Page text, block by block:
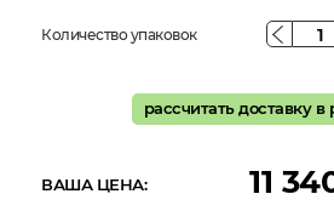
Количество упаковок
рассчитать доставку в
ВАША ЦЕНА: 11